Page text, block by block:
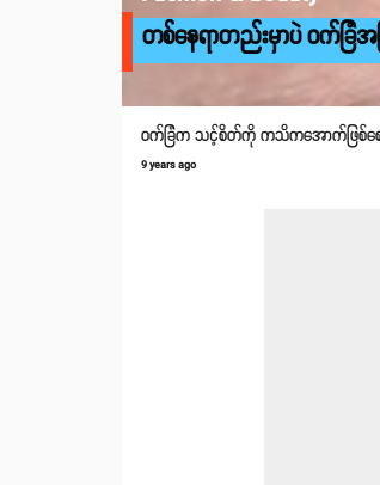
တစ်နေရာတည်းမှာပဲ ဝက်ခ
ဝက်ခြံက သင့်စိတ်ကို ကသိကအောက်ဖြစ်စေ
9 years ago